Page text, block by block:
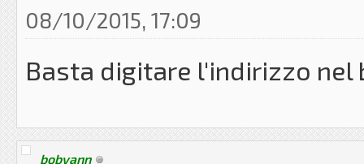
08/10/2015, 17:09
Basta digitare l'indirizzo nel
bobvann